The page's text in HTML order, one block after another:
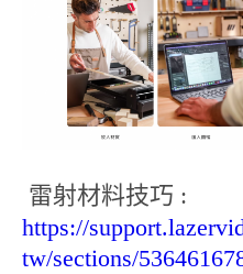
雷射材料技巧 :
https://
tw/sections/